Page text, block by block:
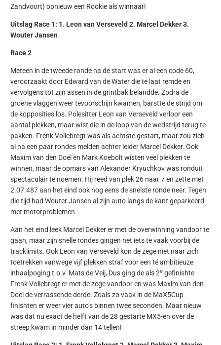
Zandvoort) opnieuw een Rookie als winnaar!
Uitslag Race 1: 1. Leon van Verseveld 2. Marcel Dekker 3.
Wouter Jansen
Race 2
Meteen in de tweede ronde na de start was er al een code 60,
veroorzaakt door Edward van de Water die te laat remde en
vervolgens tot zijn assen in de grintbak belandde. Zodra de
groene vlaggen weer tevoorschijn kwamen, barstte de strijd om
de kopposities los. Polesitter Leon van Verseveld verloor een
aantal plekken, maar wist die in de loop van de wedstrijd terug te
pakken. Frenk Vollebregt was als achtste gestart, maar zou zich
al na een paar rondes melden achter leider Marcel Dekker. Ook
Maxim van den Doel en Mark Koebolt wisten veel plekken te
winnen, maar de opmars van Alexander Kryuchkov was ronduit
spectaculair te noemen. Hij reed van plek 26 naar 7 en zette met
2.07.487 aan het eind ook nog eens de snelste ronde neer. Tegen
die tijd had Wouter Jansen al zijn auto langs de kant geparkeerd
met motorproblemen.
Aan het eind leek Marcel Dekker er met de overwinning vandoor te
gaan, maar zijn snelle rondes gingen net iets te vaak voorbij de
tracklimits. Ook Leon van Verseveld kon de zege niet naar zich
toetrekken vanwege vijf plekken straf voor een té ambitieuze
inhaalpoging t.o.v. Mats de Veij, Dus ging de als 2e gefinishte
Frenk Vollebregt er met de zege vandoor en was Maxim van den
Doel de verrassende derde. Zoals zo vaak in de MaX5Cup
finishten er weer vier auto’s binnen twee seconden. Maar nieuw
was dat nu exact de helft van de 28 gestarte MX5-en over de
streep kwam in minder dan 14 tellen!